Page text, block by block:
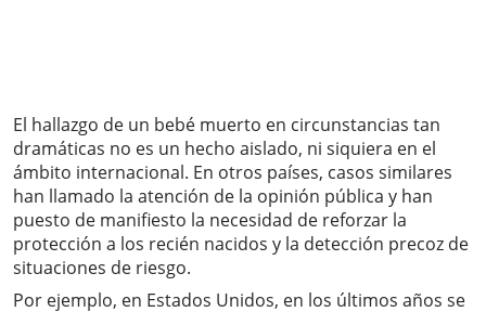
El hallazgo de un bebé muerto en circunstancias tan
dramáticas no es un hecho aislado, ni siquiera en el
ámbito internacional. En otros países, casos similares
han llamado la atención de la opinión pública y han
puesto de manifiesto la necesidad de reforzar la
protección a los recién nacidos y la detección precoz de
situaciones de riesgo.
Por ejemplo, en Estados Unidos, en los últimos años se